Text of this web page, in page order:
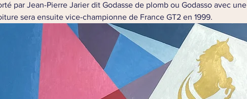
par Jean-Pierre Jarier dit Godasse de plomb ou Godasso avec une
sera ensuite vice-championne de France GT2 en 1999.